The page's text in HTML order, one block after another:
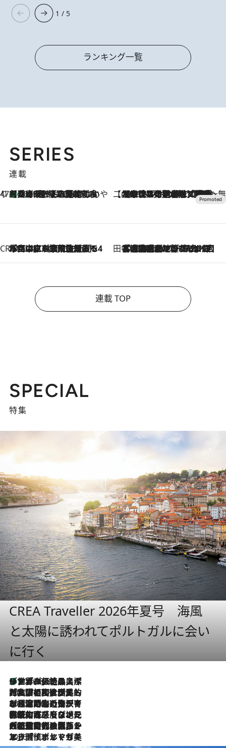
1 / 5
ランキング一覧
SERIES
連載
47都道府県の手みやげ ひんやりスイーツで夏を満喫
2026.8.8
【兵庫県】この夏絶対食べたい 冷やしておいしいおやつ3選 淡路島の恵みをジェラートに集約 【CREA×星野リゾート】唯一無二。癒しと発見が待つ場所へ
2026.8.7
【トンボの足水浴】ヒノキの香りに包まれて涼感マックス！約13℃の湧水かけ流しを避暑地「星野温泉 トンボの湯」で体験
CREA'S CHOICE
2026.8.7
「立川にも歌舞伎があるんだよ」 片岡仁左衛門・市川中車ら豪華座組みで4年目の立川立飛歌舞伎へ 田中稲の勝手に再ブーム
2026.8.7
「湘南乃風に憧れて」観客大盛上がりの“タオル回し”に、ラッパー顔負けの高速歌唱まで…さだまさし（74）のアグレッシブすぎる現在地
連載 TOP
SPECIAL
特集
CREA Traveller 2026年夏号 海風
と太陽に誘われてポルトガルに会い
に行く
2026.8.8
リスボンの絶品スイーツ「パステル・デ・ナタ」とは？ポルトガル伝統の奥深い世界へ
2026.7.27
「私の祖国はポルトガル語です」国民的詩人フェルナンド・ペソアと、彼が愛した文学の街を歩く
2026.7.26
ポルトガル近海が育む極上の海の幸。キリリと冷えた白ワインと愉しむ、シーフード専門店の贅沢
2026.7.22
伝統の味をモダンに昇華。高感度な地元客が集う、リスボンの最旬ガストロノミー
2026.7.21
大航海時代の栄華から、震災、独裁、そして革命へ。ポルトガル・首都リスボンの石畳に刻まれた「歴史の光と影」
2026.7.13
エッセイ・ヤマザキマリ「慎ましくも美しき国 ポルトガル」